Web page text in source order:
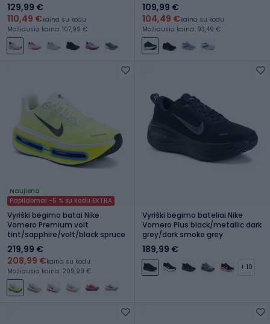
129,99 €
110,49 €kaina su kodu
Mažiausia kaina: 107,99 €
109,99 €
104,49 €kaina su kodu
Mažiausia kaina: 93,49 €
Naujiena
Papildomai -5 % su kodu EXTRA
Vyriški bėgimo batai Nike
Vomero Premium volt
tint/sapphire/volt/black spruce
219,99 €
208,99 €kaina su kodu
Mažiausia kaina: 209,99 €
Vyriški bėgimo bateliai Nike
Vomero Plus black/metallic dark
grey/dark smoke grey
189,99 €
+ 10